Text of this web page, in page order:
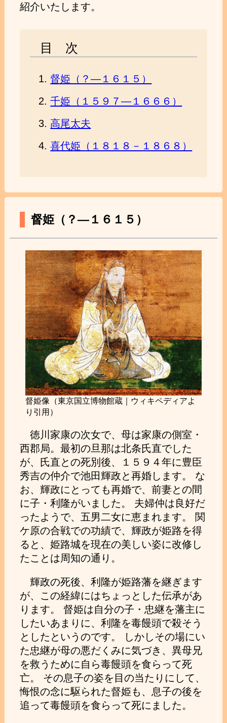
紹介いたします。
目 次
督姫（？―１６１５）
千姫（１５９７―１６６６）
高尾太夫
喜代姫（１８１８－１８６８）
督姫（？―１６１５）
督姫像（東京国立博物館蔵｜ウィキペディアよ
り引用）
徳川家康の次女で、母は家康の側室・
西郡局。最初の旦那は北条氏直でした
が、氏直との死別後、１５９４年に豊臣
秀吉の仲介で池田輝政と再婚します。 な
お、輝政にとっても再婚で、前妻との間
に子・利隆がいました。 夫婦仲は良好だ
ったようで、五男二女に恵まれます。 関
ケ原の合戦での功績で、輝政が姫路を得
ると、姫路城を現在の美しい姿に改修し
たことは周知の通り。
輝政の死後、利隆が姫路藩を継ぎます
が、この経緯にはちょっとした伝承があ
ります。 督姫は自分の子・忠継を藩主に
したいあまりに、利隆を毒饅頭で殺そう
としたというのです。 しかしその場にい
た忠継が母の悪だくみに気づき、異母兄
を救うために自ら毒饅頭を食らって死
亡。 その息子の姿を目の当たりにして、
悔恨の念に駆られた督姫も、息子の後を
追って毒饅頭を食らって死にました。